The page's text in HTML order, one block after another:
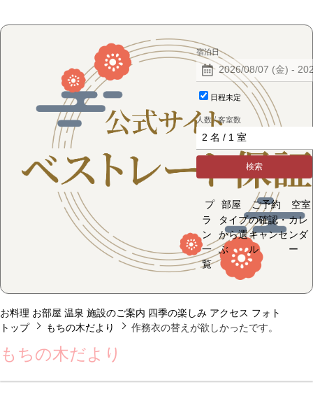
宿泊日
日程未定
人数 / 客室数
検索
プ
ラ
ン
一
覧
部屋
タイプ
から選
ぶ
ご予約
の確認・
キャンセ
ル
空室
カレ
ンダ
ー
お料理 お部屋 温泉 施設のご案内 四季の楽しみ アクセス フォト
トップ
もちの木だより 作務衣の替えが欲しかったです。
もちの木だより